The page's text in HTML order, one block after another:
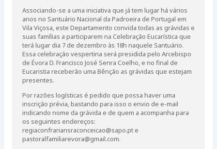
Associando-se a uma iniciativa que já tem lugar há vários
anos no Santuário Nacional da Padroeira de Portugal em
Vila Viçosa, este Departamento convida todas as grávidas e
suas famílias a participarem na Celebração Eucarística que
terá lugar dia 7 de dezembro às 18h naquele Santuário.
Essa celebração vespertina será presidida pelo Arcebispo
de Évora D. Francisco José Senra Coelho, e no final de
Eucaristia receberão uma Bênção as grávidas que estejam
presentes.
Por razões logísticas é pedido que possa haver uma
inscrição prévia, bastando para isso o envio de e-mail
indicando nome da grávida e de quem a acompanha para
os seguintes endereços:
regiaconfrariansraconceicao@sapo.pt e
pastoralfamiliarevora@gmail.com.